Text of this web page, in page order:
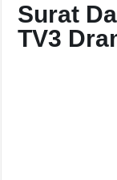
Surat
TV3